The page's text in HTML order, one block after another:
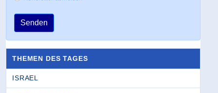
Senden
THEMEN DES TAGES
ISRAEL